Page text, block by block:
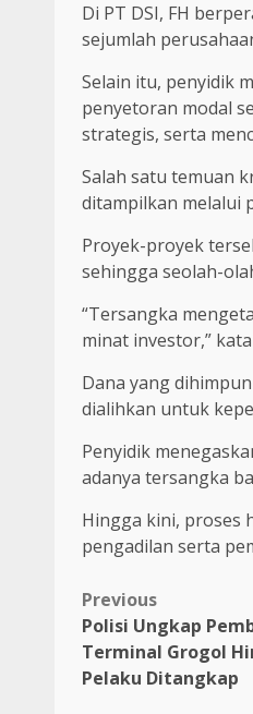
Di PT DSI, FH
sejumlah
Selain itu, penyidik
penyetoran modal
strategis, serta
Salah satu temuan
ditampilkan melalui
Proyek-proyek
sehingga seolah-
“Tersangka
minat investor,”
Dana yang
dialihkan untuk
Penyidik
adanya tersangka
Hingga kini, proses
pengadilan serta
Previous
Polisi Ungkap
Terminal Grogol
Pelaku Ditangkap